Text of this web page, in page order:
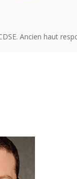
Ancien haut